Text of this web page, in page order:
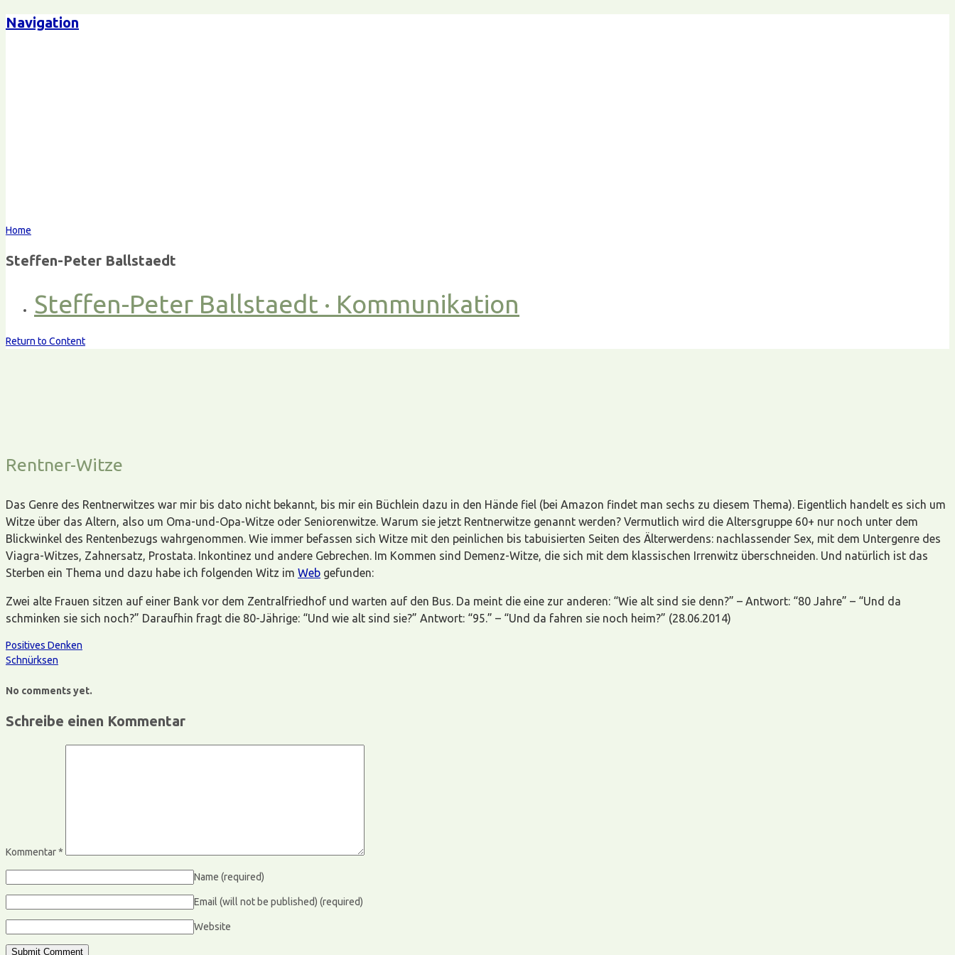
Navigation
Home
Steffen-Peter Ballstaedt
Steffen-Peter Ballstaedt · Kommunikation
Return to Content
Rentner-Witze
Das Genre des Rentnerwitzes war mir bis dato nicht bekannt, bis mir ein Büchlein dazu in den Hände fiel (bei Amazon findet man sechs zu diesem Thema). Eigentlich handelt es sich um
Witze über das Altern, also um Oma-und-Opa-Witze oder Seniorenwitze. Warum sie jetzt Rentnerwitze genannt werden? Vermutlich wird die Altersgruppe 60+ nur noch unter dem
Blickwinkel des Rentenbezugs wahrgenommen. Wie immer befassen sich Witze mit den peinlichen bis tabuisierten Seiten des Älterwerdens: nachlassender Sex, mit dem Untergenre des
Viagra-Witzes, Zahnersatz, Prostata. Inkontinez und andere Gebrechen. Im Kommen sind Demenz-Witze, die sich mit dem klassischen Irrenwitz überschneiden. Und natürlich ist das
Sterben ein Thema und dazu habe ich folgenden Witz im Web gefunden:
Zwei alte Frauen sitzen auf einer Bank vor dem Zentralfriedhof und warten auf den Bus. Da meint die eine zur anderen: “Wie alt sind sie denn?” – Antwort: “80 Jahre” – “Und da
schminken sie sich noch?” Daraufhin fragt die 80-Jährige: “Und wie alt sind sie?” Antwort: “95.” – “Und da fahren sie noch heim?” (28.06.2014)
Positives Denken
Schnürksen
No comments yet.
Schreibe einen Kommentar
Kommentar*
Name (required)
Email (will not be published) (required)
Website